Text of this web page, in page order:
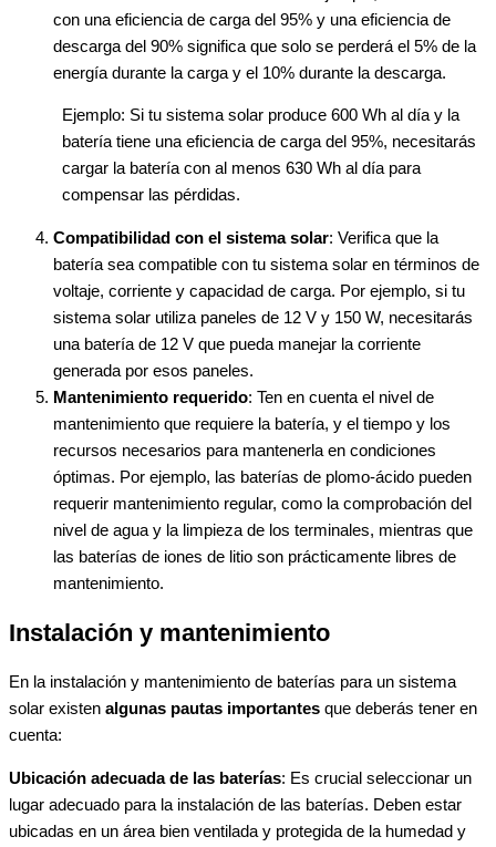
con una eficiencia de carga del 95% y una eficiencia de
descarga del 90% significa que solo se perderá el 5% de la
energía durante la carga y el 10% durante la descarga.
Ejemplo: Si tu sistema solar produce 600 Wh al día y la
batería tiene una eficiencia de carga del 95%, necesitarás
cargar la batería con al menos 630 Wh al día para
compensar las pérdidas.
Compatibilidad con el sistema solar: Verifica que la
batería sea compatible con tu sistema solar en términos de
voltaje, corriente y capacidad de carga. Por ejemplo, si tu
sistema solar utiliza paneles de 12 V y 150 W, necesitarás
una batería de 12 V que pueda manejar la corriente
generada por esos paneles.
Mantenimiento requerido: Ten en cuenta el nivel de
mantenimiento que requiere la batería, y el tiempo y los
recursos necesarios para mantenerla en condiciones
óptimas. Por ejemplo, las baterías de plomo-ácido pueden
requerir mantenimiento regular, como la comprobación del
nivel de agua y la limpieza de los terminales, mientras que
las baterías de iones de litio son prácticamente libres de
mantenimiento.
Instalación y mantenimiento
En la instalación y mantenimiento de baterías para un sistema
solar existen algunas pautas importantes que deberás tener en
cuenta:
Ubicación adecuada de las baterías: Es crucial seleccionar un
lugar adecuado para la instalación de las baterías. Deben estar
ubicadas en un área bien ventilada y protegida de la humedad y